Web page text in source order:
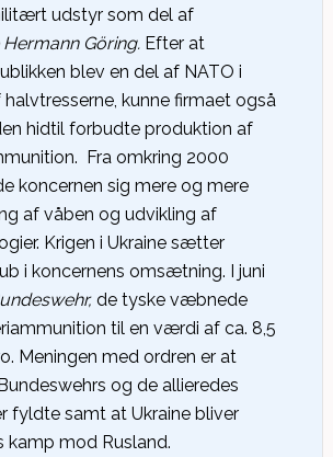
udstyr som del af
Göring. Efter at
blev en del af NATO i
kunne firmaet også
hidtil forbudte produktion af
Fra omkring 2000
koncernen sig mere og mere
af våben og udvikling af
Krigen i Ukraine sætter
i koncernens omsætning. I juni
de tyske væbnede
til en værdi af ca. 8,5
Meningen med ordren er at
og de allieredes
fyldte samt at Ukraine bliver
kamp mod Rusland.